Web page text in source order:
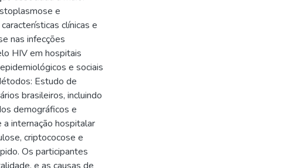
e
clínicas e
nas infecções
HIV em hospitais
e sociais
Estudo de
brasileiros, incluindo
demográficos e
internação hospitalar
criptococose e
Os participantes